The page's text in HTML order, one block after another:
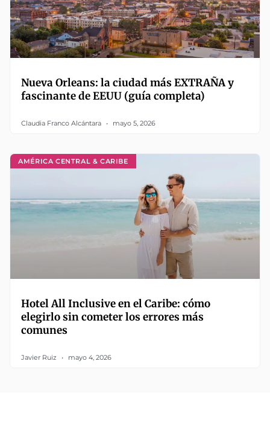
Nueva Orleans: la ciudad más EXTRAÑA y
fascinante de EEUU (guía completa)
Claudia Franco Alcántara mayo 5, 2026
AMÉRICA CENTRAL & CARIBE
Hotel All Inclusive en el Caribe: cómo
elegirlo sin cometer los errores más
comunes
Javier Ruiz mayo 4, 2026